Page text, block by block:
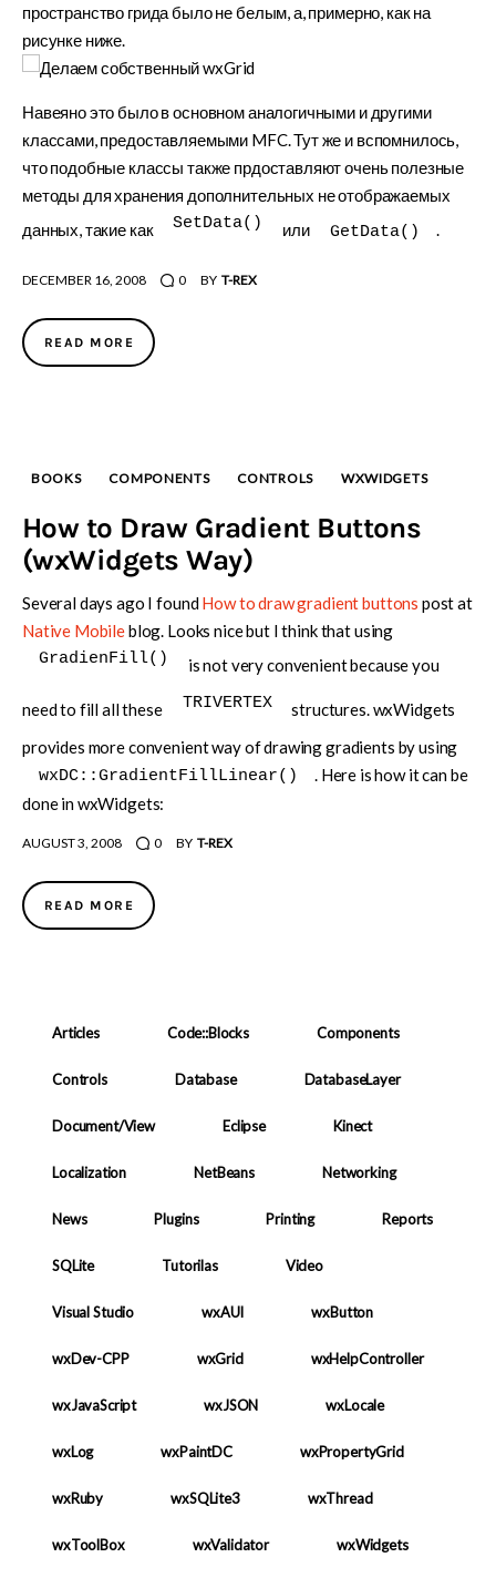
пространство грида было не белым, а, примерно, как на
рисунке ниже.
Навеяно это было в основном аналогичными и другими
классами, предоставляемыми MFC. Тут же и вспомнилось,
что подобные классы также прдоставляют очень полезные
методы для хранения дополнительных не отображаемых
данных, такие как
SetData() или GetData() .
DECEMBER 16, 2008 0 BY T-REX
READ MORE
BOOKS COMPONENTS CONTROLS WXWIDGETS
How to Draw Gradient Buttons
(wxWidgets Way)
Several days ago I foundHow to draw gradient buttons post at
Native Mobileblog. Looks nice but I think that using
GradienFill() is not very convenient because you
need to fill all these TRIVERTEX
structures. wxWidgets
provides more convenient way of drawing gradients by using
wxDC::GradientFillLinear()
. Here is how it can be
done in wxWidgets:
AUGUST 3, 2008 0 BY T-REX
READ MORE
Articles Code::Blocks Components
Controls Database DatabaseLayer
Document/View Eclipse Kinect
Localization NetBeans Networking
News Plugins Printing Reports
SQLite Tutorilas Video
Visual Studio wxAUI wxButton
wxDev-CPP wxGrid wxHelpController
wxJavaScript wxJSON wxLocale
wxLog wxPaintDC wxPropertyGrid
wxRuby wxSQLite3 wxThread
wxToolBox wxValidator wxWidgets